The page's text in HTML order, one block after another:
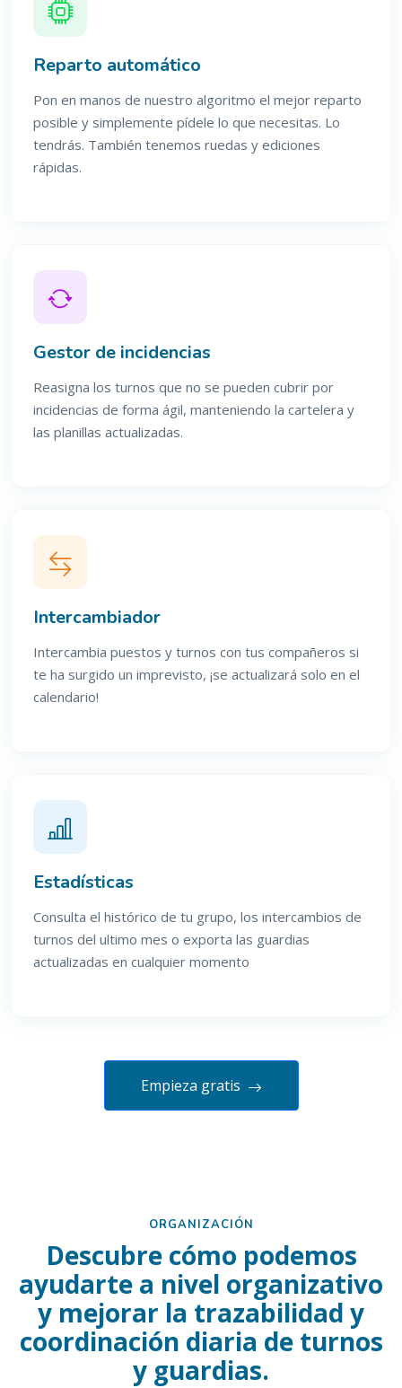
Reparto automático
Pon en manos de nuestro algoritmo el mejor reparto
posible y simplemente pídele lo que necesitas. Lo
tendrás. También tenemos ruedas y ediciones
rápidas.
Gestor de incidencias
Reasigna los turnos que no se pueden cubrir por
incidencias de forma ágil, manteniendo la cartelera y
las planillas actualizadas.
Intercambiador
Intercambia puestos y turnos con tus compañeros si
te ha surgido un imprevisto, ¡se actualizará solo en el
calendario!
Estadísticas
Consulta el histórico de tu grupo, los intercambios de
turnos del ultimo mes o exporta las guardias
actualizadas en cualquier momento
Empieza gratis
ORGANIZACIÓN
Descubre cómo podemos
ayudarte a nivel organizativo
y mejorar la trazabilidad y
coordinación diaria de turnos
y guardias.